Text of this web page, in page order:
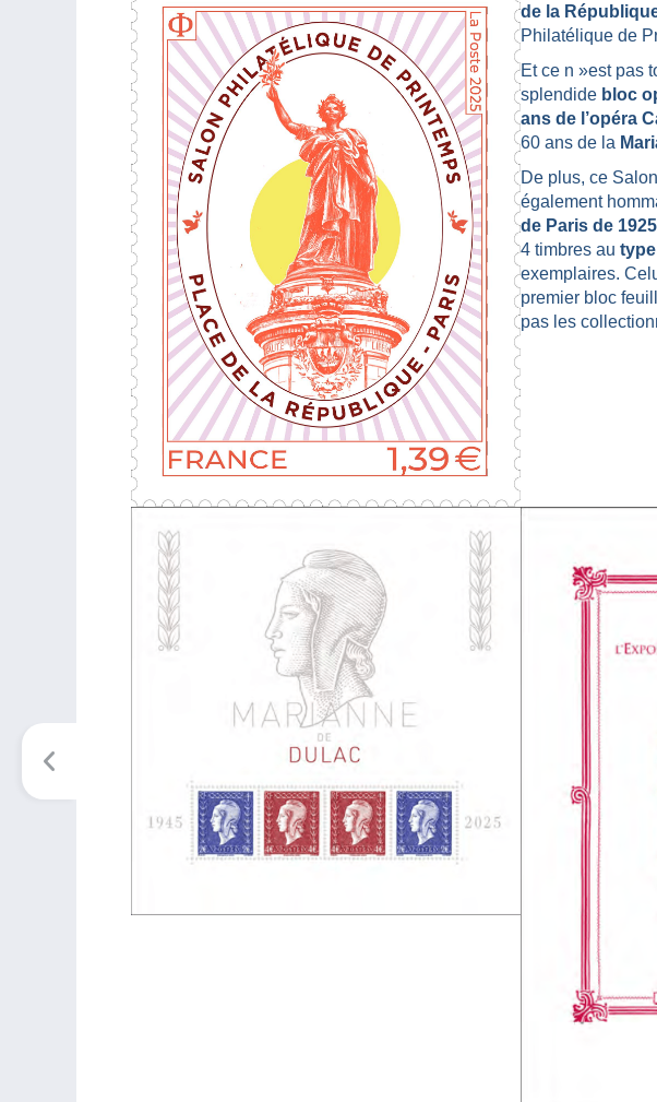
de la
Philatélique de
Et ce n »est pas
splendide bloc
ans de l’opéra
60 ans de la
De plus, ce
également
de Paris de 1925
4 timbres au
exemplaires.
premier bloc
pas les